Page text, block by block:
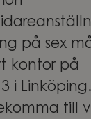
på sex
kontor på
i Linköping.
till